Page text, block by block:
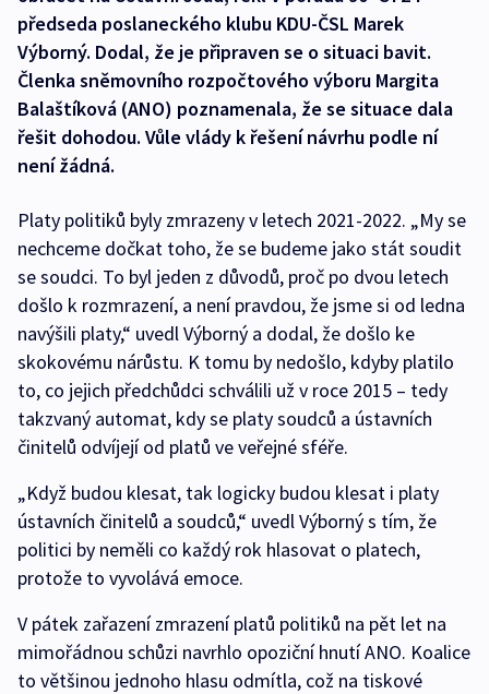
předseda poslaneckého klubu KDU-ČSL Marek
Výborný. Dodal, že je připraven se o situaci bavit.
Členka sněmovního rozpočtového výboru Margita
Balaštíková (ANO) poznamenala, že se situace dala
řešit dohodou. Vůle vlády k řešení návrhu podle ní
není žádná.
Platy politiků byly zmrazeny v letech 2021-2022. „My se
nechceme dočkat toho, že se budeme jako stát soudit
se soudci. To byl jeden z důvodů, proč po dvou letech
došlo k rozmrazení, a není pravdou, že jsme si od ledna
navýšili platy,“ uvedl Výborný a dodal, že došlo ke
skokovému nárůstu. K tomu by nedošlo, kdyby platilo
to, co jejich předchůdci schválili už v roce 2015 – tedy
takzvaný automat, kdy se platy soudců a ústavních
činitelů odvíjejí od platů ve veřejné sféře.
„Když budou klesat, tak logicky budou klesat i platy
ústavních činitelů a soudců,“ uvedl Výborný s tím, že
politici by neměli co každý rok hlasovat o platech,
protože to vyvolává emoce.
V pátek zařazení zmrazení platů politiků na pět let na
mimořádnou schůzi navrhlo opoziční hnutí ANO. Koalice
to většinou jednoho hlasu odmítla, což na tiskové